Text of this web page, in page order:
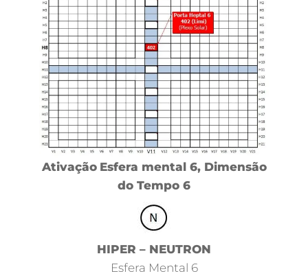
Ativação Esfera mental 6, Dimensão
do Tempo 6
HIPER – NEUTRON
Esfera Mental 6